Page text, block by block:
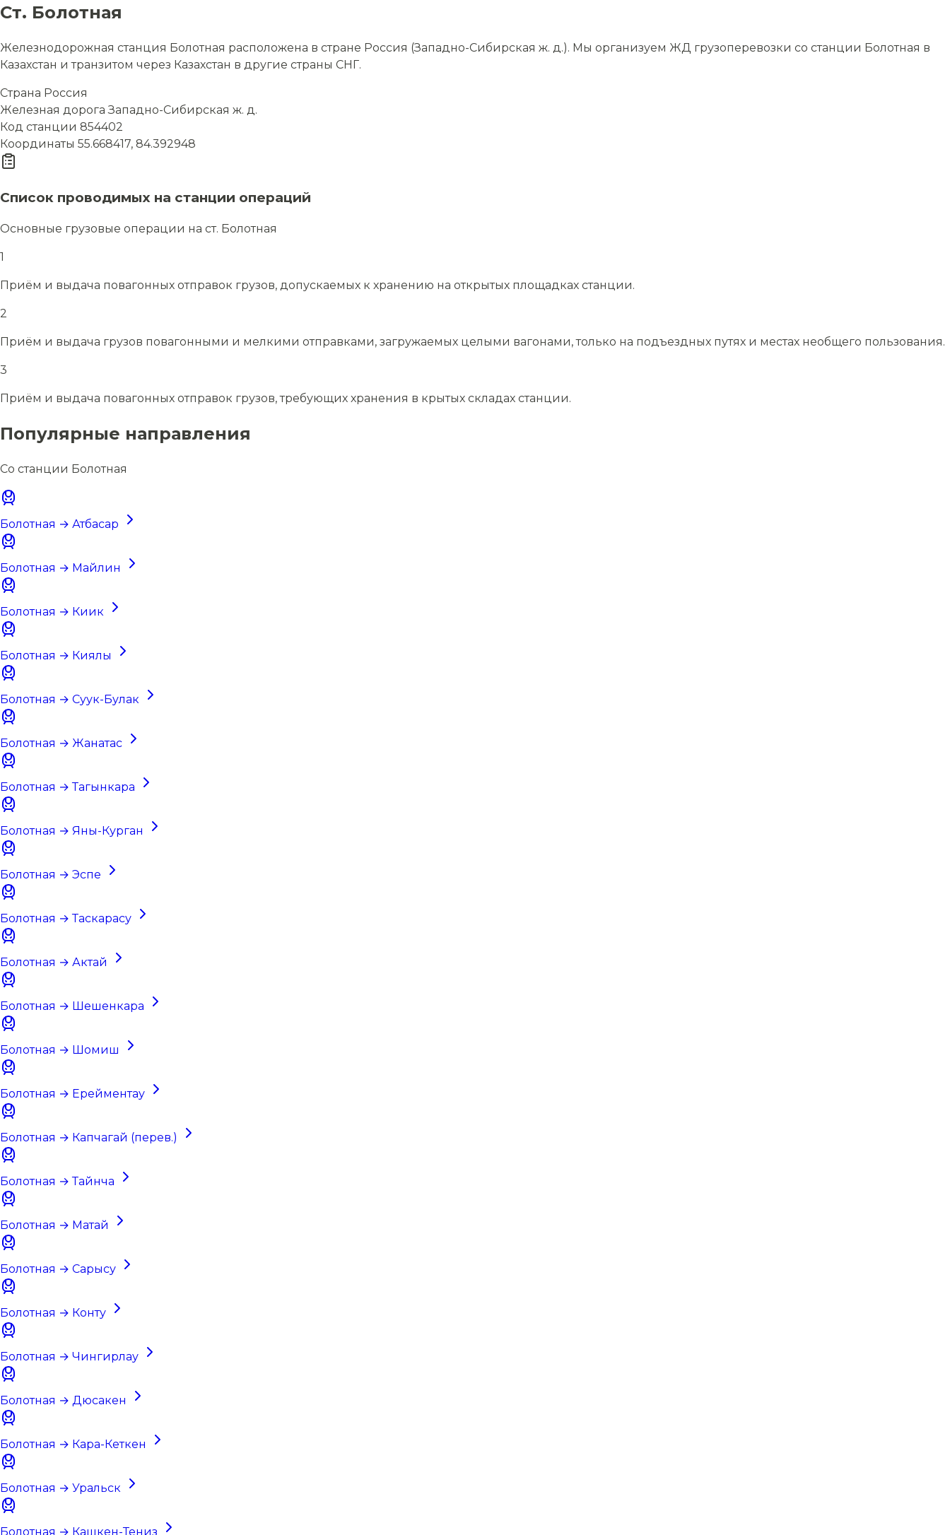
Ст. Болотная
Железнодорожная станция Болотная расположена в стране Россия (Западно-Сибирская ж. д.). Мы организуем ЖД грузоперевозки со станции Болотная в
Казахстан и транзитом через Казахстан в другие страны СНГ.
Страна Россия
Железная дорога Западно-Сибирская ж. д.
Код станции 854402
Координаты 55.668417, 84.392948
Список проводимых на станции операций
Основные грузовые операции на ст. Болотная
1
Приём и выдача повагонных отправок грузов, допускаемых к хранению на открытых площадках станции.
2
Приём и выдача грузов повагонными и мелкими отправками, загружаемых целыми вагонами, только на подъездных путях и местах необщего пользования.
3
Приём и выдача повагонных отправок грузов, требующих хранения в крытых складах станции.
Популярные направления
Со станции Болотная
Болотная → Атбасар
Болотная → Майлин
Болотная → Киик
Болотная → Киялы
Болотная → Суук-Булак
Болотная → Жанатас
Болотная → Тагынкара
Болотная → Яны-Курган
Болотная → Эспе
Болотная → Таскарасу
Болотная → Актай
Болотная → Шешенкара
Болотная → Шомиш
Болотная → Ерейментау
Болотная → Капчагай (перев.)
Болотная → Тайнча
Болотная → Матай
Болотная → Сарысу
Болотная → Конту
Болотная → Чингирлау
Болотная → Дюсакен
Болотная → Кара-Кеткен
Болотная → Уральск
Болотная → Кашкен-Тениз